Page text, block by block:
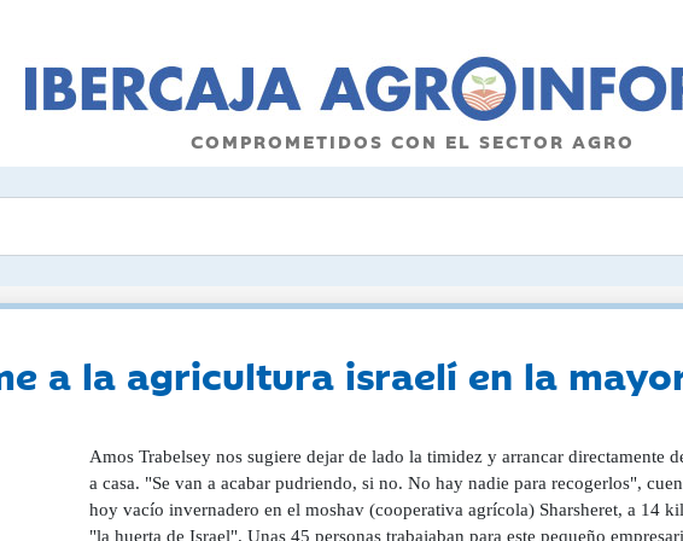
COMPROMETIDOS CON EL SECTOR AGRO
a la agricultura israelí en la
Amos Trabelsey nos sugiere dejar de lado la timidez y arrancar directamente de la rama todos los tomates que queramos llevarnos a casa. "Se van a acabar pudriendo, si no. No hay nadie para recogerlos", cuenta con más pragmatismo que autocompasión en su hoy vacío invernadero en el moshav (cooperativa agrícola) Sharsheret, a 14 kilómetros de Gaza y en una larga llanura considerada "la huerta de Israel". Unas 45 personas trabajaban para este pequeño empresario agrícola hasta el ataque de Hamás el 7 de octubre, que llegó a las puertas de Sharsheret y lo cambió todo . Miles de trabajadores extranjeros (sobre todo tailandeses, aunque también nepalíes o tanzanos) regresaron a su país tras el asesinato o secuestro de decenas de sus compatriotas. Los jornaleros palestinos ?la otra mano de obra clave? vieron revocados (los gazatíes) o paralizados (los cisjordanos) sus permisos de ingreso. Y muchos israelíes que trabajaban en la agricultura fueron evacuados a otras zonas del país o llamados a filas como reservistas . Unas y otras ausencias dejan hoy en los alrededores de Gaza terrenos vacíos, tractores aparcados y un silencio que permite oír con aún más claridad los bombardeos a pocos kilómetros e ilustra "la mayor crisis para la agricultura del Estado de Israel desde su creación", en 1948, como la ha definido en el Parlamento el director general del ministerio del ramo, Oren Lavi. El Gobierno está intentando llenar el vacío con voluntarios, incentivos económicos para quienes se atrevan a trabajar cerca de Gaza o Líbano (donde caen más proyectiles) y, sobre todo, trayendo a toda prisa mano de obra, principalmente de la India, Malaui y Sri Lanka, que ha compensando notablemente las ausencias, pero sus condiciones preocupan a las asociaciones de derechos humanos. Un trabajador indio murió a principios de mes por un proyectil antitanque lanzado por la milicia Hezbolá. Era una zona fronteriza evacuada de residentes por seguridad, pero en la que él y otros indios y tailandeses estaban contratados en un vergel. Trabelsey, de 66 años, muestra las ramas secas de los tomates y los espacios que normalmente estaría preparando para berenjenas y pimientos. La implacabilidad de los ciclos de siembra, cuidado y recolección, explica, casan muy mal con la incertidumbre de una guerra que ha superado ya los cinco meses sin un final claro . "Para esto hacen falta unas 30 personas. Yo solo no puedo", cuenta. Acaban de llegar cinco de Malaui. Hosea Tchawango, de 34 años, hace una pausa en la faena para contar que se enteró de la oportunidad laboral en su iglesia local. "Antes de llegar, no tenía claro que fuese a trabajar tan cerca de Gaza", admite. "Sí sabía que venía a una zona de guerra... De todos modos, a mí me han garantizado que es seguro y yo les creo", dice con más dudas en su rostro que en sus palabras. En Malaui, añade, ganaba 200.000 kuachas (unos 110 euros) mensuales; aquí, unos 6.000 séquels (1.500 euros). La zona en torno a Gaza ?fértil y salpicada de kibutzs como los atacados el 7 de octubre? es pequeña, pero genera el 25% de los cultivos nacionales. En algunos productos, aún más: de ahí procedían el 60% de las patatas, el 57% de la cebada, el 47% de los tomates y el 38% de los repollos. Sus precios han subido en los supermercados, pero no están desbocados. Ilan Yojanan sigue trabajando en el moshav Ein Habsor, a siete kilómetros de Gaza, pese al recuerdo de combatir aquel día con milicianos palestinos ?que les disparaban con lanzagranadas? para impedir que entrasen . Opera al 40% de actividad por falta de manos. Siete de los 32 tailandeses que cultivaban sus lechugas se han quedado. Ha contado además con el apoyo de voluntarios israelíes y, durante mes y medio, de jornaleros de Sri Lanka. "Si no viniesen los voluntarios, estaría directamente arruinado. Pero, honestamente, si no llegan nuevos trabajadores será el fin. A los voluntarios les pido cosas más técnicas, de mantenimiento, porque hay otras que pueden parecer fáciles vistas desde fuera, pero no lo son. Es muy duro físicamente plantar una lechuga para quien no lo ha hecho en su vida", señala. Nurit Gil, de 42 años, sí sabe plantar lechugas, aunque está más acostumbrada a organizar grupos para protestar contra el primer ministro israelí, Benjamín Netanyahu , así que coordina desde hace cinco meses un minibús de voluntarios, como ella, para ayudar a los agricultores. Han madrugado para llegar desde Tel Aviv y ensamblan las enredaderas en el invernadero con más voluntad que maña. Al principio, el Estado financiaba el transporte; ahora, una ONG, Lev Ehad. "Como todo Israel, el 8 de octubre estaba en estado de pánico. Tuve el instinto activista de hacer algo, también por salud mental", cuenta al final de la jornada. Gil admite que su aportación es "bastante pequeña", pero nota el agradecimiento de los agricultores. "Soy muy crítica con lo que hace el ejército en Gaza y siento la necesidad de dar algo a la sociedad, así que esta es mi batalla", resume. Tiene el tiempo porque es arquitecta y la guerra tiene la construcción a medio gas. Antes de la guerra, 29.900 trabajadores extranjeros trabajaban en la agricultura israelí; la mayoría, tailandeses. Al comenzar, cerca de 10.000 regresaron a sus países de origen. Además, entre 10.000 y 12.000 palestinos quedaron vetados . Cientos de miles de israelíes fueron reclutados como reservistas, "no se presentaron a trabajar por miedo" o fueron evacuados (justo de la "huerta de Israel"), lo que les hace "muy difícil llegar al lugar de trabajo", explica el Ministerio de Agricultura. Las autoridades han tomado medidas que algunos agricultores ven como parches. Por una parte, un acuerdo bilateral con Sri Lanka. Con el resto de países, contrataron unas 3.000 personas a través de empresas privadas de personal. Además, han eliminado temporalmente el tope de cinco años de estancia de los trabajadores extranjeros. Normalmente, al llegar a ese